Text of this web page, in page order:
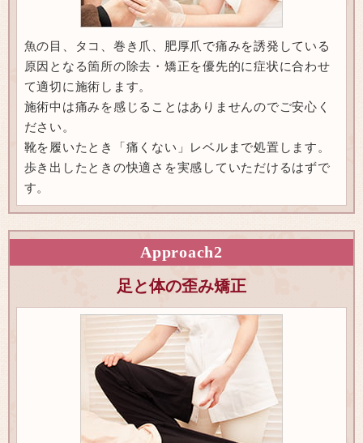
魚の目、タコ、巻き爪、肥厚爪で痛みを誘発している
原因となる箇所の除去・矯正を優先的に症状に合わせ
て適切に施術します。
施術中は痛みを感じることはありませんのでご安心く
ださい。
靴を履いたとき「痛くない」レベルまで処置します。
歩き出したときの快適さを実感していただけるはずで
す。
Approach2
足と体の歪み矯正